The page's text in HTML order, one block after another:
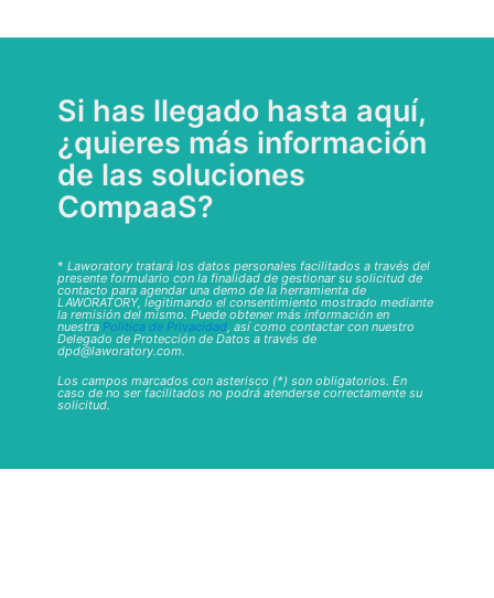
Si has llegado hasta aquí,
¿quieres más información
de las soluciones
CompaaS?
* Laworatory tratará los datos personales facilitados a través del
presente formulario con la finalidad de gestionar su solicitud de
contacto para agendar una demo de la herramienta de
LAWORATORY, legitimando el consentimiento mostrado mediante
la remisión del mismo. Puede obtener más información en
nuestra Política de Privacidad, así como contactar con nuestro
Delegado de Protección de Datos a través de
dpd@laworatory.com.
Los campos marcados con asterisco (*) son obligatorios. En
caso de no ser facilitados no podrá atenderse correctamente su
solicitud.